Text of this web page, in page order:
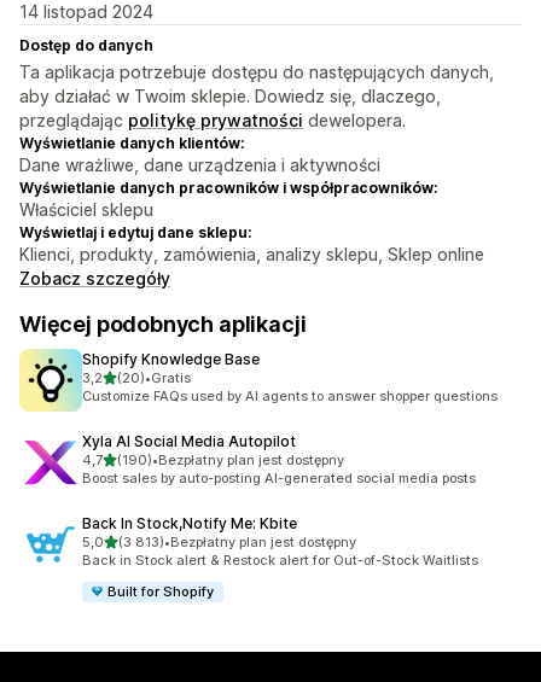
14 listopad 2024
Dostęp do danych
Ta aplikacja potrzebuje dostępu do następujących danych,
aby działać w Twoim sklepie. Dowiedz się, dlaczego,
przeglądając politykę prywatności dewelopera.
Wyświetlanie danych klientów:
Dane wrażliwe, dane urządzenia i aktywności
Wyświetlanie danych pracowników i współpracowników:
Właściciel sklepu
Wyświetlaj i edytuj dane sklepu:
Klienci, produkty, zamówienia, analizy sklepu, Sklep online
Zobacz szczegóły
Więcej podobnych aplikacji
Shopify Knowledge Base
3,2na 5 gwiazdek
(20)
Łączna liczba recenzji: 20
•Gratis
Customize FAQs used by AI agents to answer shopper questions
Xyla AI Social Media Autopilot
4,7na 5 gwiazdek
(190)
Łączna liczba recenzji: 190
•Bezpłatny plan jest dostępny
Boost sales by auto-posting AI-generated social media posts
Back In Stock,Notify Me: Kbite
5,0na 5 gwiazdek
(3 813)
Łączna liczba recenzji: 3813
•Bezpłatny plan jest dostępny
Back in Stock alert & Restock alert for Out-of-Stock Waitlists
Built for Shopify